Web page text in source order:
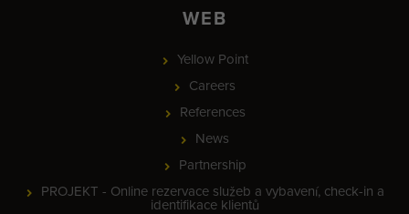
WEB
Yellow Point
Careers
References
News
Partnership
PROJEKT - Online rezervace služeb a vybavení, check-in a
identifikace klientů